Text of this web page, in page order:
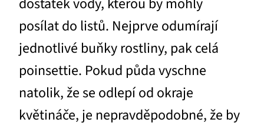
posílat do listů. Nejprve odumírají
jednotlivé buňky rostliny, pak celá
poinsettie. Pokud půda vyschne
natolik, že se odlepí od okraje
květináče, je nepravděpodobné, že by